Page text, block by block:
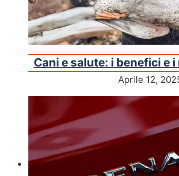
Cani e salute: i benefici e
Aprile 12,